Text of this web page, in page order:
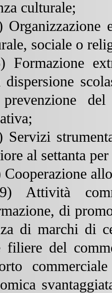
culturale;
Organizzazione
sociale o
Formazione
dispersione
Servizi
al settanta
Cooperazione
Attività
di
di marchi di
filiere del